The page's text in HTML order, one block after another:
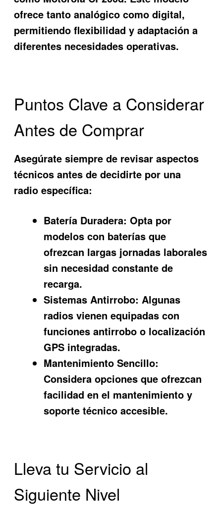
ofrece tanto analógico como digital,
permitiendo flexibilidad y adaptación a
diferentes necesidades operativas.
Puntos Clave a Considerar
Antes de Comprar
Asegúrate siempre de revisar aspectos
técnicos antes de decidirte por una
radio específica:
Batería Duradera: Opta por
modelos con baterías que
ofrezcan largas jornadas laborales
sin necesidad constante de
recarga.
Sistemas Antirrobo: Algunas
radios vienen equipadas con
funciones antirrobo o localización
GPS integradas.
Mantenimiento Sencillo:
Considera opciones que ofrezcan
facilidad en el mantenimiento y
soporte técnico accesible.
Lleva tu Servicio al
Siguiente Nivel